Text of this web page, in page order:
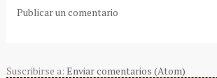
Publicar un comentario
Suscribirse a: Enviar comentarios (Atom)